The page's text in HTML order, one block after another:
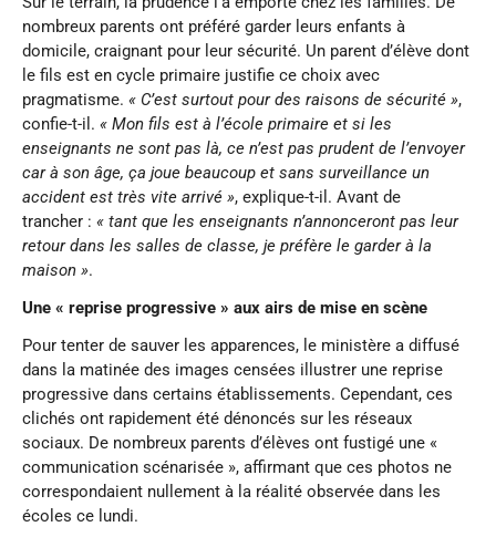
nombreux parents ont préféré garder leurs enfants à
domicile, craignant pour leur sécurité. Un parent d’élève dont
le fils est en cycle primaire justifie ce choix avec
pragmatisme. « C’est surtout pour des raisons de sécurité »,
confie-t-il. « Mon fils est à l’école primaire et si les
enseignants ne sont pas là, ce n’est pas prudent de l’envoyer
car à son âge, ça joue beaucoup et sans surveillance un
accident est très vite arrivé », explique-t-il. Avant de
trancher : « tant que les enseignants n’annonceront pas leur
retour dans les salles de classe, je préfère le garder à la
maison ».
Une « reprise progressive » aux airs de mise en scène
Pour tenter de sauver les apparences, le ministère a diffusé
dans la matinée des images censées illustrer une reprise
progressive dans certains établissements. Cependant, ces
clichés ont rapidement été dénoncés sur les réseaux
sociaux. De nombreux parents d’élèves ont fustigé une «
communication scénarisée », affirmant que ces photos ne
correspondaient nullement à la réalité observée dans les
écoles ce lundi.